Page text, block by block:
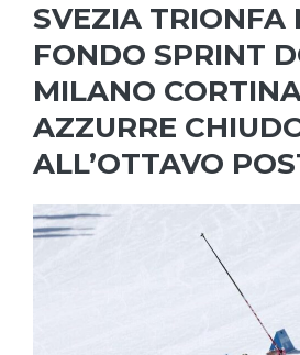
SVEZIA TRIONFA
FONDO SPRINT
MILANO
AZZURRE
ALL’OTTAVO